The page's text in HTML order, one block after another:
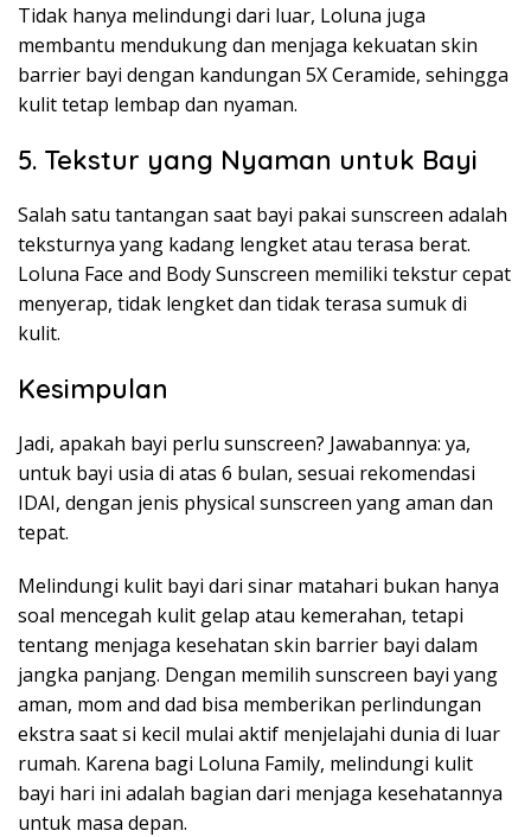
Tidak hanya melindungi dari luar, Loluna juga
membantu mendukung dan menjaga kekuatan skin
barrier bayi dengan kandungan 5X Ceramide, sehingga
kulit tetap lembap dan nyaman.
5. Tekstur yang Nyaman untuk Bayi
Salah satu tantangan saat bayi pakai sunscreen adalah
teksturnya yang kadang lengket atau terasa berat.
Loluna Face and Body Sunscreen memiliki tekstur cepat
menyerap, tidak lengket dan tidak terasa sumuk di
kulit.
Kesimpulan
Jadi, apakah bayi perlu sunscreen? Jawabannya: ya,
untuk bayi usia di atas 6 bulan, sesuai rekomendasi
IDAI, dengan jenis physical sunscreen yang aman dan
tepat.
Melindungi kulit bayi dari sinar matahari bukan hanya
soal mencegah kulit gelap atau kemerahan, tetapi
tentang menjaga kesehatan skin barrier bayi dalam
jangka panjang. Dengan memilih sunscreen bayi yang
aman, mom and dad bisa memberikan perlindungan
ekstra saat si kecil mulai aktif menjelajahi dunia di luar
rumah. Karena bagi Loluna Family, melindungi kulit
bayi hari ini adalah bagian dari menjaga kesehatannya
untuk masa depan.